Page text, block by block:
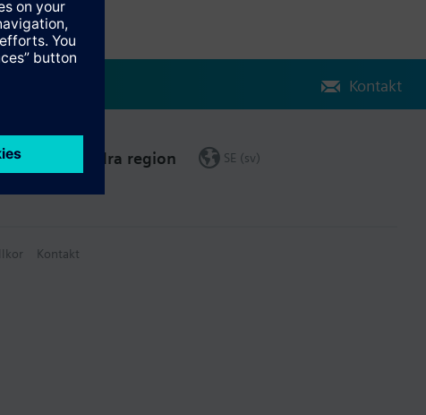
Kontakt
Ändra region SE (sv)
Kontakt